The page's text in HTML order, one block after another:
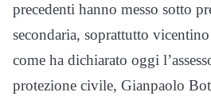
precedenti hanno messo sotto
secondaria, soprattutto
come ha dichiarato oggi
protezione civile, Gianpaolo